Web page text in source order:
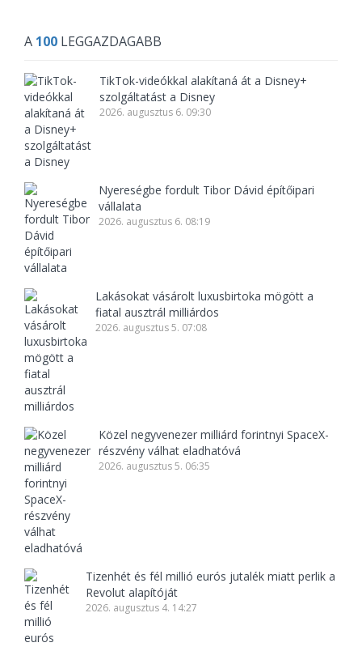
A 100 LEGGAZDAGABB
TikTok-videókkal alakítaná át a Disney+
szolgáltatást a Disney
2026. augusztus 6. 09:30
Nyereségbe fordult Tibor Dávid építőipari
vállalata
2026. augusztus 6. 08:19
Lakásokat vásárolt luxusbirtoka mögött a
fiatal ausztrál milliárdos
2026. augusztus 5. 07:08
Közel negyvenezer milliárd forintnyi SpaceX-
részvény válhat eladhatóvá
2026. augusztus 5. 06:35
Tizenhét és fél millió eurós jutalék miatt perlik a
Revolut alapítóját
2026. augusztus 4. 14:27